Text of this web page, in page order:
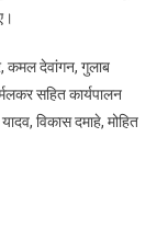
कमल देवांगन, गुलाब
सहित कार्यपालन
विकास दमाहे, मोहित